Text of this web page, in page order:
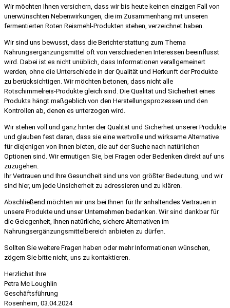
Wir möchten Ihnen versichern, dass wir bis heute keinen einzigen Fall von
unerwünschten Nebenwirkungen, die im Zusammenhang mit unseren
fermentierten Roten Reismehl-Produkten stehen, verzeichnet haben.
Wir sind uns bewusst, dass die Berichterstattung zum Thema
Nahrungsergänzungsmittel oft von verschiedenen Interessen beeinflusst
wird. Dabei ist es nicht unüblich, dass Informationen verallgemeinert
werden, ohne die Unterschiede in der Qualität und Herkunft der Produkte
zu berücksichtigen. Wir möchten betonen, dass nicht alle
Rotschimmelreis-Produkte gleich sind. Die Qualität und Sicherheit eines
Produkts hängt maßgeblich von den Herstellungsprozessen und den
Kontrollen ab, denen es unterzogen wird.
Wir stehen voll und ganz hinter der Qualität und Sicherheit unserer Produkte
und glauben fest daran, dass sie eine wertvolle und wirksame Alternative
für diejenigen von Ihnen bieten, die auf der Suche nach natürlichen
Optionen sind. Wir ermutigen Sie, bei Fragen oder Bedenken direkt auf uns
zuzugehen.
Ihr Vertrauen und Ihre Gesundheit sind uns von größter Bedeutung, und wir
sind hier, um jede Unsicherheit zu adressieren und zu klären.
Abschließend möchten wir uns bei Ihnen für Ihr anhaltendes Vertrauen in
unsere Produkte und unser Unternehmen bedanken. Wir sind dankbar für
die Gelegenheit, Ihnen natürliche, sichere Alternativen im
Nahrungsergänzungsmittelbereich anbieten zu dürfen.
Sollten Sie weitere Fragen haben oder mehr Informationen wünschen,
zögern Sie bitte nicht, uns zu kontaktieren.
Herzlichst Ihre
Petra Mc Loughlin
Geschäftsführung
Rosenheim, 03.04.2024